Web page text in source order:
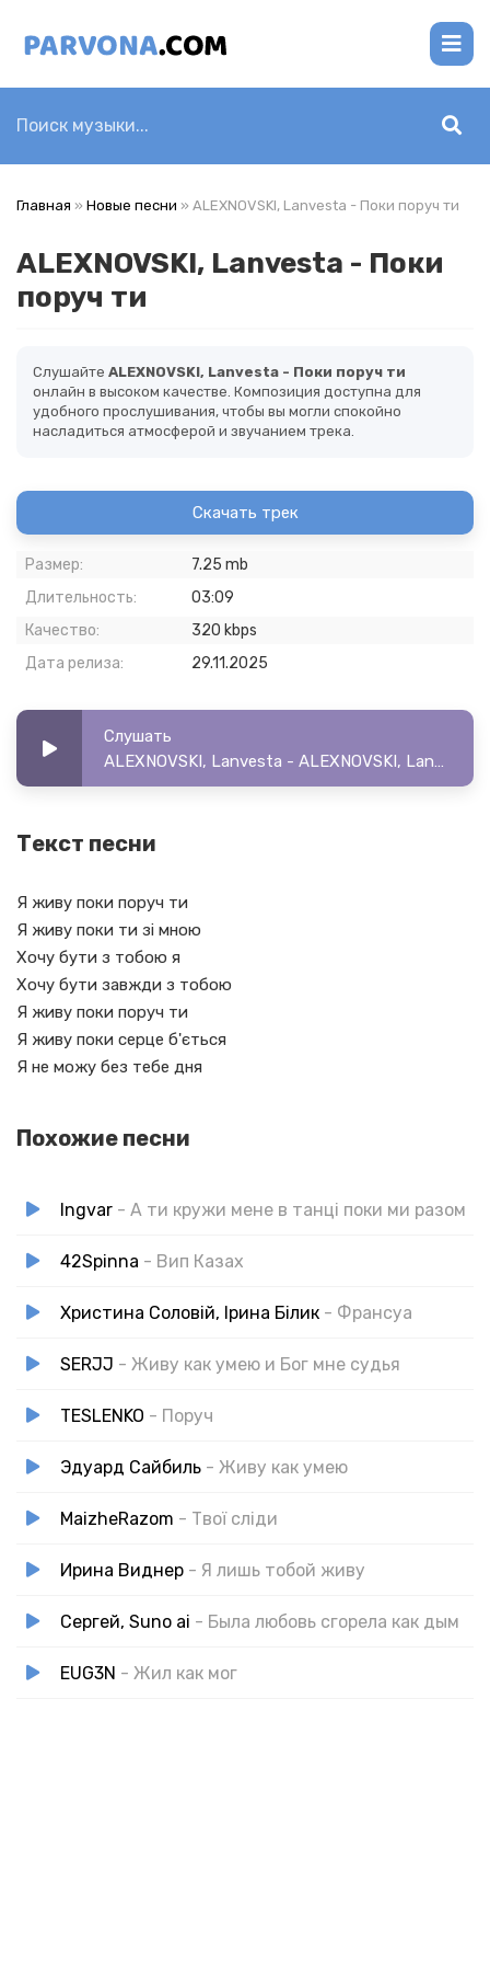
Главная » Новые песни » ALEXNOVSKI, Lanvesta - Поки поруч ти
ALEXNOVSKI, Lanvesta - Поки
поруч ти
Слушайте ALEXNOVSKI, Lanvesta - Поки поруч ти
онлайн в высоком качестве. Композиция доступна для
удобного прослушивания, чтобы вы могли спокойно
насладиться атмосферой и звучанием трека.
Скачать трек
Размер:
7.25 mb
Длительность:
03:09
Качество:
320 kbps
Дата релиза:
29.11.2025
Слушать
ALEXNOVSKI, Lanvesta - ALEXNOVSKI, Lanvesta - Поки поруч ти
Текст песни
Я живу поки поруч ти
Я живу поки ти зі мною
Хочу бути з тобою я
Хочу бути завжди з тобою
Я живу поки поруч ти
Я живу поки серце б'ється
Я не можу без тебе дня
Похожие песни
Ingvar - А ти кружи мене в танці поки ми разом
42Spinna - Вип Казах
Христина Соловій, Ірина Білик - Франсуа
SERJJ - Живу как умею и Бог мне судья
TESLENKO - Поруч
Эдуард Сайбиль - Живу как умею
MaizheRazom - Твої сліди
Ирина Виднер - Я лишь тобой живу
Сергей, Suno ai - Была любовь сгорела как дым
EUG3N - Жил как мог